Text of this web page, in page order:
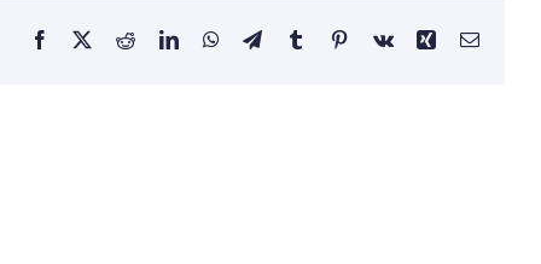
Facebook RedditLinkedInWhatsApp
TelegramTumblrPinterestVk Xing Email